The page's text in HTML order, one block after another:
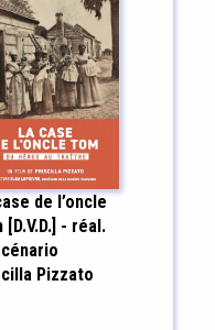
de l’oncle
[D.V.D.] - réal.
Pizzato